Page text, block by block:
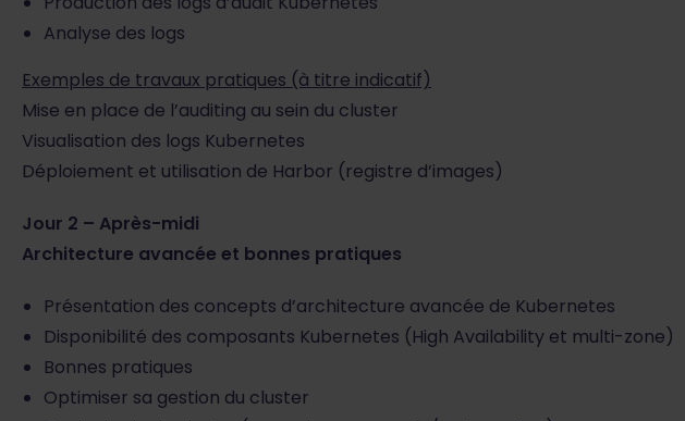
Analyse des logs
Exemples de travaux pratiques (à titre indicatif)
Mise en place de l’auditing au sein du cluster
Visualisation des logs Kubernetes
Déploiement et utilisation de Harbor (registre d’images)
Jour 2 – Après-midi
Architecture avancée et bonnes pratiques
Présentation des concepts d’architecture avancée de Kubernetes
Disponibilité des composants Kubernetes (High Availability et multi-zone)
Bonnes pratiques
Optimiser sa gestion du cluster